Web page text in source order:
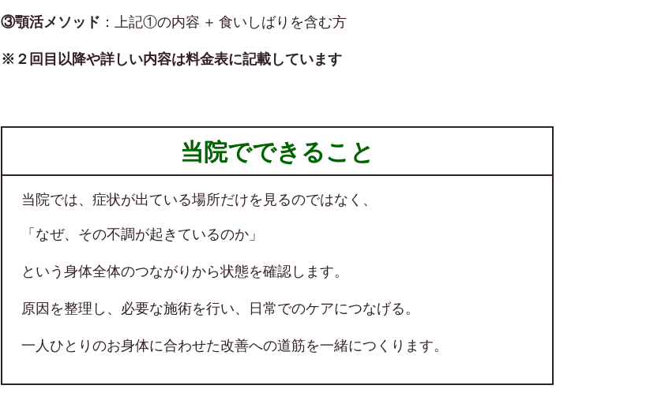
③顎活メソッド ：上記①の内容 ＋ 食いしばりを含む方
※２回目以降や詳しい内容は料金表に記載しています
当院でできること
当院では、症状が出ている場所だけを見るのではなく、
「なぜ、その不調が起きているのか」
という身体全体のつながりから状態を確認します。
原因を整理し、必要な施術を行い、日常でのケアにつなげる。
一人ひとりのお身体に合わせた改善への道筋を一緒につくります。